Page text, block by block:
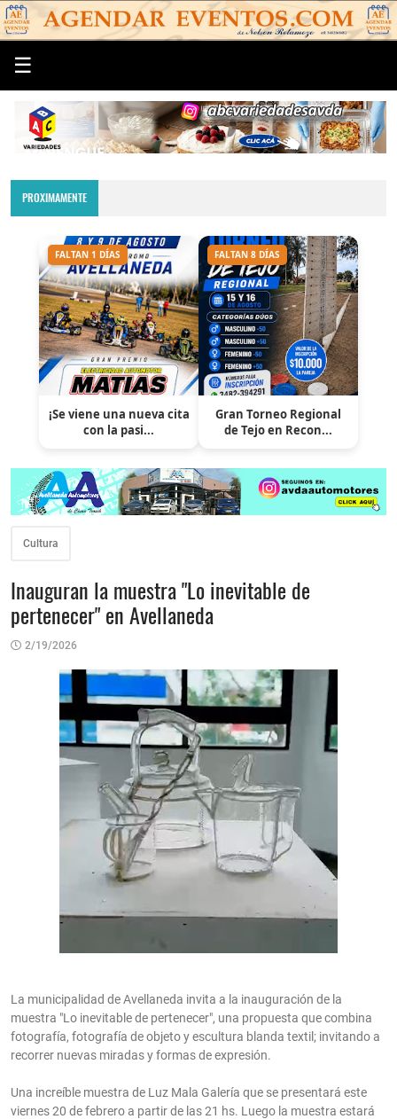
☰
PROXIMAMENTE
FALTAN 1 DÍAS
¡Se viene una nueva cita
con la pasi...
FALTAN 8 DÍAS
Gran Torneo Regional
de Tejo en Recon...
Cultura
Inauguran la muestra "Lo inevitable de
pertenecer" en Avellaneda
2/19/2026
La municipalidad de Avellaneda invita a la inauguración de la
muestra "Lo inevitable de pertenecer", una propuesta que combina
fotografía, fotografía de objeto y escultura blanda textil; invitando a
recorrer nuevas miradas y formas de expresión.
Una increíble muestra de Luz Mala Galería que se presentará este
viernes 20 de febrero a partir de las 21 hs. Luego la muestra estará